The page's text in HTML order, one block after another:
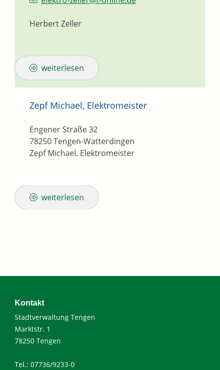
Herbert Zeller
weiterlesen
Zepf Michael, Elektromeister
Zepf Michael, Elektromeister
Engener Straße 32
78250Tengen-Watterdingen
weiterlesen
Kontakt
Stadtverwaltung Tengen
Marktstr. 1
78250 Tengen
Tel.: 07736/9233-0